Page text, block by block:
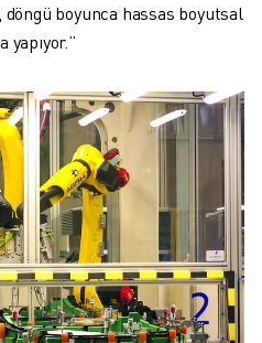
boyunca hassas boyutsal